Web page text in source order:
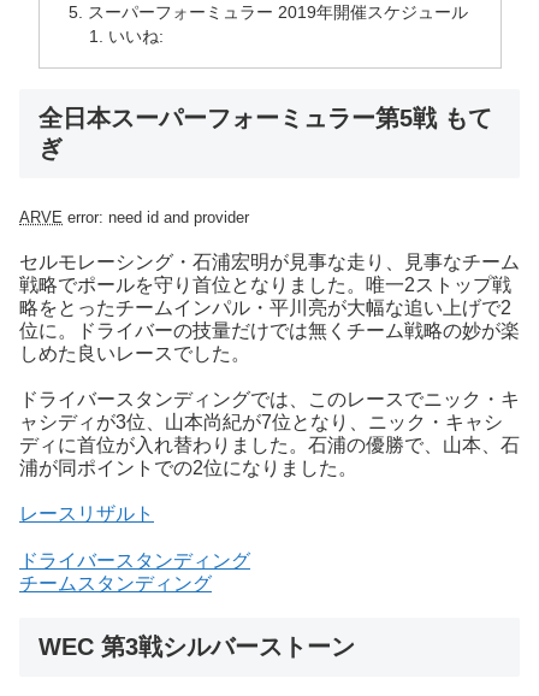
スーパーフォーミュラー 2019年開催スケジュール
いいね:
全日本スーパーフォーミュラー第5戦 もて
ぎ
ARVE error: need id and provider
セルモレーシング・石浦宏明が見事な走り、見事なチーム
戦略でポールを守り首位となりました。唯一2ストップ戦
略をとったチームインパル・平川亮が大幅な追い上げで2
位に。ドライバーの技量だけでは無くチーム戦略の妙が楽
しめた良いレースでした。
ドライバースタンディングでは、このレースでニック・キ
ャシディが3位、山本尚紀が7位となり、ニック・キャシ
ディに首位が入れ替わりました。石浦の優勝で、山本、石
浦が同ポイントでの2位になりました。
レースリザルト
ドライバースタンディング
チームスタンディング
WEC 第3戦シルバーストーン